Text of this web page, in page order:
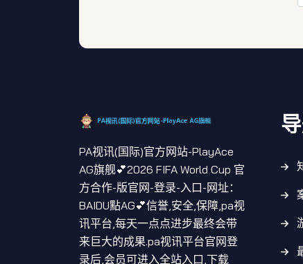
PA视讯(国际)官方网站-PlayAce
AG旗舰💕2026 FIFA World Cup 官
方合作-版官网-登录-入口-网址：
BAIDU點AG💕信誉,安全,保障,pa视
讯平台,每天一点点进步最终会带
来巨大的成果.pa视讯平台官网登
录后,会员可进入全站入口,下载